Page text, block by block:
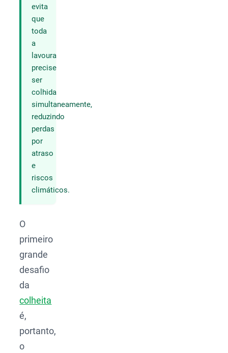
evita
que
toda
a
lavoura
precise
ser
colhida
simultaneamente,
reduzindo
perdas
por
atraso
e
riscos
climáticos.
O
primeiro
grande
desafio
da
colheita
é,
portanto,
o